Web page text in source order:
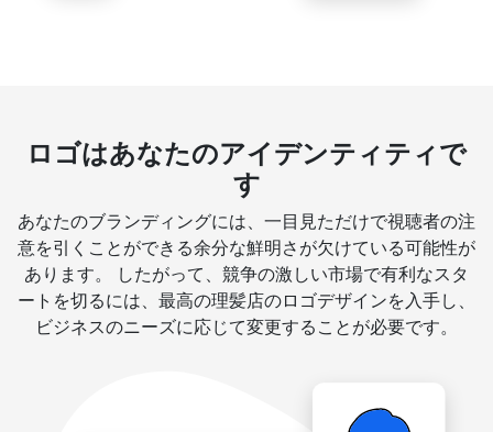
ロゴはあなたのアイデンティティで
す
あなたのブランディングには、一目見ただけで視聴者の注
意を引くことができる余分な鮮明さが欠けている可能性が
あります。 したがって、競争の激しい市場で有利なスタ
ートを切るには、最高の理髪店のロゴデザインを入手し、
ビジネスのニーズに応じて変更することが必要です。